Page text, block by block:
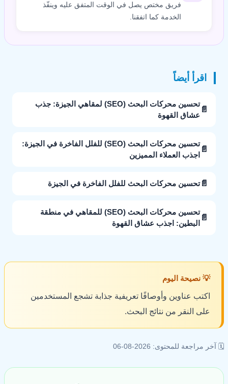
فريق مختص يصل في الوقت المتفق عليه وينفّذ
الخدمة كما اتفقنا.
اقرأ أيضاً
📄
تحسين محركات البحث (SEO) لمقاهي الجيزة: جذب
عشاق القهوة
📄
تحسين محركات البحث (SEO) للفلل الفاخرة في الجيزة:
اجذب العملاء المميزين
📄تحسين محركات البحث للفلل الفاخرة في الجيزة
📄
تحسين محركات البحث (SEO) للمقاهي في منطقة
البطين: اجذب عشاق القهوة
💡 نصيحة اليوم
اكتب عناوين وأوصافًا تعريفية جذابة تشجع المستخدمين
على النقر من نتائج البحث.
🗓️ آخر مراجعة للمحتوى: 2026-08-06